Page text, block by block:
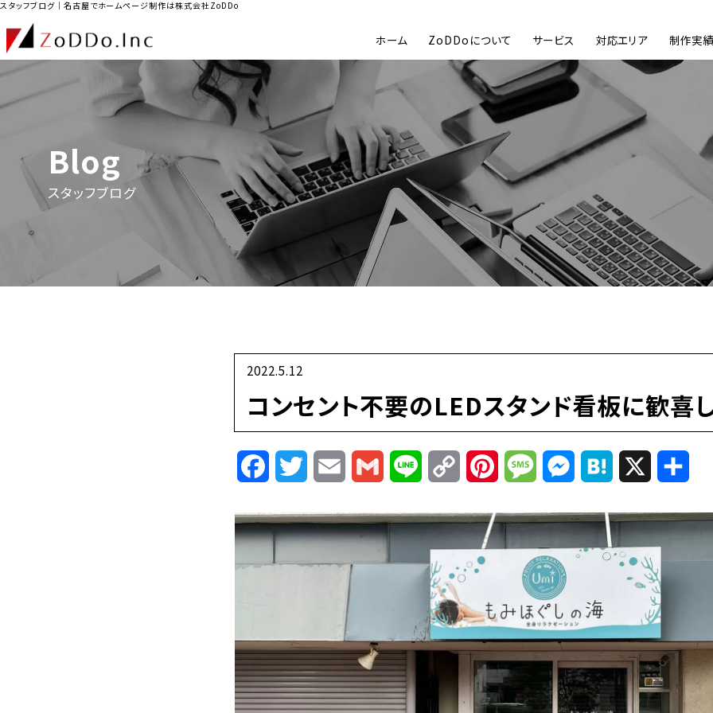
スタッフブログ｜名古屋でホームページ制作は株式会社ZoDDo
ホーム ZoDDoについて サービス 対応エリア 制作実績
Blog
スタッフブログ
2022.5.12
コンセント不要のLEDスタンド看板に歓喜
FacebookTwitterEmail Gmail Line
Copy
Link
PinterestMessageMessenger
Hatena